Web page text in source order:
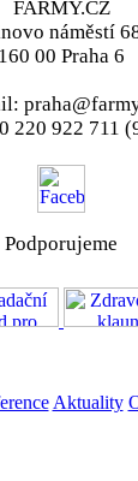
FARMY.CZ
náměstí
160 00 Praha 6
220 922 711
Podporujeme
Aktuality